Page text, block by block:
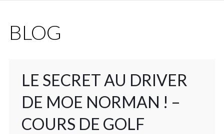
BLOG
LE SECRET AU DRIVER
DE MOE NORMAN ! –
COURS DE GOLF